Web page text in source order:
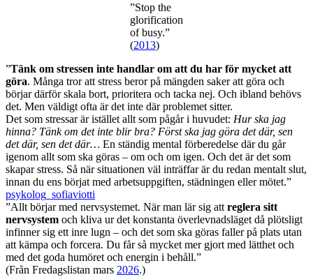
”Stop the
glorification
of busy.”
(2013)
”Tänk om stressen inte handlar om att du har för mycket att
göra. Många tror att stress beror på mängden saker att göra och
börjar därför skala bort, prioritera och tacka nej. Och ibland behövs
det. Men väldigt ofta är det inte där problemet sitter.
Det som stressar är istället allt som pågår i huvudet: Hur ska jag
hinna? Tänk om det inte blir bra? Först ska jag göra det där, sen
det där, sen det där… En ständig mental förberedelse där du går
igenom allt som ska göras – om och om igen. Och det är det som
skapar stress. Så när situationen väl inträffar är du redan mentalt slut,
innan du ens börjat med arbetsuppgiften, städningen eller mötet.”
psykolog_sofiaviotti
”Allt börjar med nervsystemet. När man lär sig att reglera sitt
nervsystem och kliva ur det konstanta överlevnadsläget då plötsligt
infinner sig ett inre lugn – och det som ska göras faller på plats utan
att kämpa och forcera. Du får så mycket mer gjort med lätthet och
med det goda humöret och energin i behåll.”
(Från Fredagslistan mars 2026.)